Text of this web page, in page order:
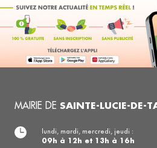
MAIRIE DE SAINTE-LUCIE-DE-
lundi, mardi, mercredi, jeudi :
09h à 12h et 13h à 16h